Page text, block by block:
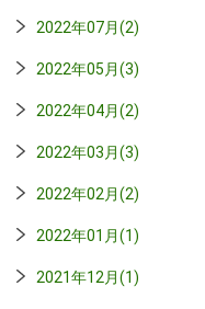
2022年07月(2)
2022年05月(3)
2022年04月(2)
2022年03月(3)
2022年02月(2)
2022年01月(1)
2021年12月(1)